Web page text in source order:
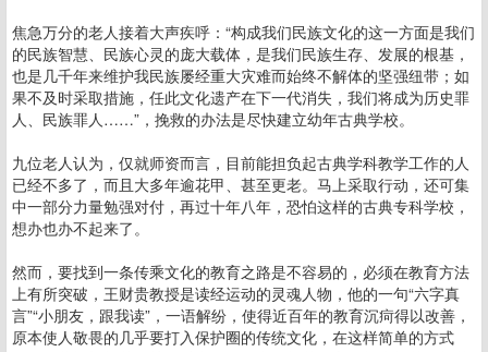
焦急万分的老人接着大声疾呼：“构成我们民族文化的这一方面是我们
的民族智慧、民族心灵的庞大载体，是我们民族生存、发展的根基，
也是几千年来维护我民族屡经重大灾难而始终不解体的坚强纽带；如
果不及时采取措施，任此文化遗产在下一代消失，我们将成为历史罪
人、民族罪人……”，挽救的办法是尽快建立幼年古典学校。
九位老人认为，仅就师资而言，目前能担负起古典学科教学工作的人
已经不多了，而且大多年逾花甲、甚至更老。马上采取行动，还可集
中一部分力量勉强对付，再过十年八年，恐怕这样的古典专科学校，
想办也办不起来了。
然而，要找到一条传乘文化的教育之路是不容易的，必须在教育方法
上有所突破，王财贵教授是读经运动的灵魂人物，他的一句“六字真
言”“小朋友，跟我读”，一语解纷，使得近百年的教育沉疴得以改善，
原本使人敬畏的几乎要打入保护圈的传统文化，在这样简单的方式